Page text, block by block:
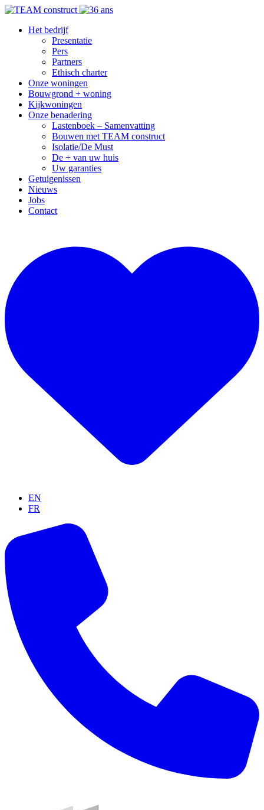
Het bedrijf
Presentatie
Pers
Partners
Ethisch charter
Onze woningen
Bouwgrond + woning
Kijkwoningen
Onze benadering
Lastenboek – Samenvatting
Bouwen met TEAM construct
Isolatie/De Must
De + van uw huis
Uw garanties
Getuigenissen
Nieuws
Jobs
Contact
EN
FR